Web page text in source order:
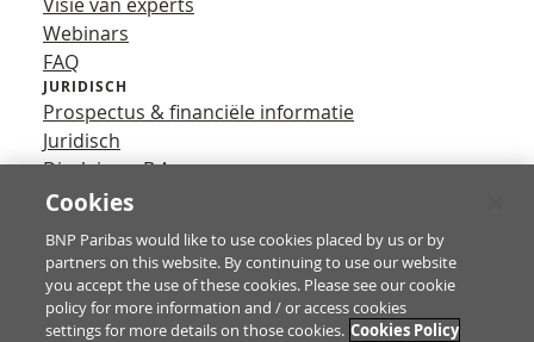
Visie van experts
Webinars
FAQ
JURIDISCH
Prospectus & financiële informatie
Juridisch
Disclaimer B.A.
Privacy
YouTube
X
Contact
Cookies
BNP Paribas would like to use cookies placed by us or by
partners on this website. By continuing to use our website
you accept the use of these cookies. Please see our cookie
policy for more information and / or access cookies
settings for more details on those cookies. Cookies Policy